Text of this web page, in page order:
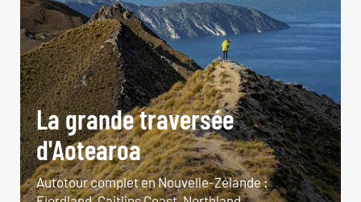
La grande traversée
d'Aotearoa
Autotour complet en Nouvelle-Zélande :